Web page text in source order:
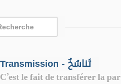
Transmission - تَناسُخٌ
C’est le fait de transférer la